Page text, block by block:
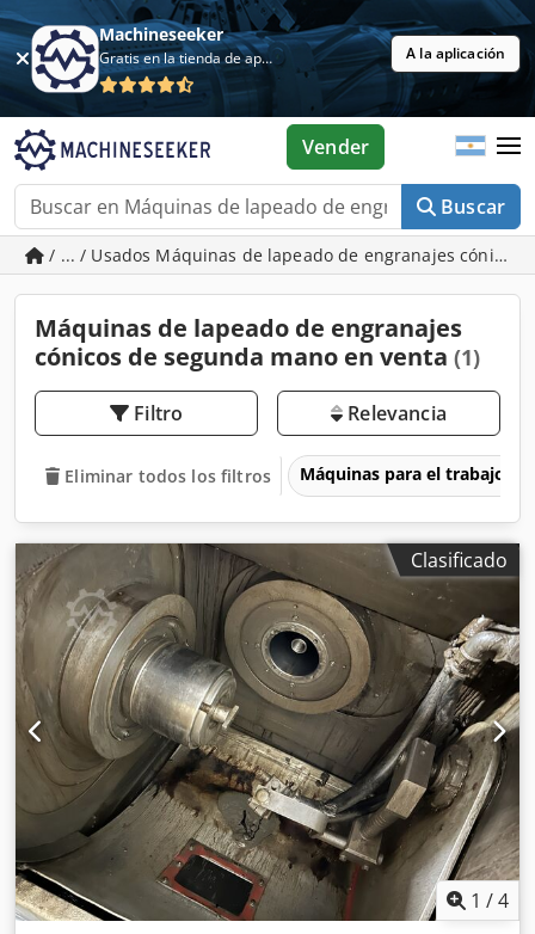
Machineseeker
Gratis en la tienda de aplicaciones A la aplicación
Buscar
Vender
/ ... / Usados Máquinas de lapeado de engranajes cónicos
Máquinas de lapeado de engranajes
cónicos de segunda mano en venta (1)
Filtro Relevancia
Eliminar todos los filtros Máquinas para el trabajo
Clasificado
1 /4